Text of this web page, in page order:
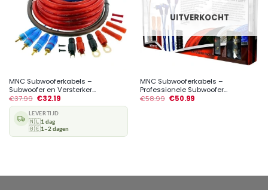
MNC Subwooferkabels –
Subwoofer en Versterker...
€37.99 €32.19
LEVERTIJD
🇳🇱1 dag
🇧🇪1–2 dagen
UITVERKOCHT
MNC Subwooferkabels –
Professionele Subwoofer...
€58.99 €50.99